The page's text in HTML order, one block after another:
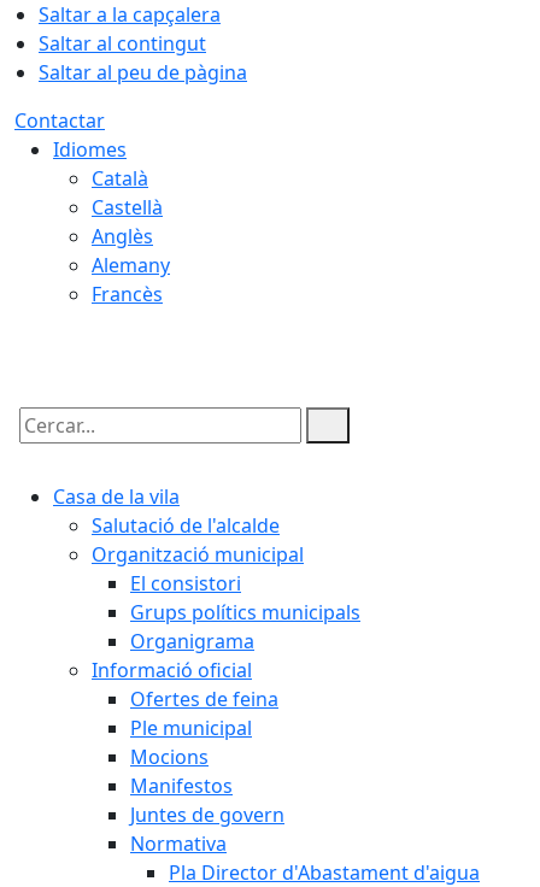
Saltar a la capçalera
Saltar al contingut
Saltar al peu de pàgina
Contactar
Idiomes
Català
Castellà
Anglès
Alemany
Francès
Cercar:
Casa de la vila
Salutació de l'alcalde
Organització municipal
El consistori
Grups polítics municipals
Organigrama
Informació oficial
Ofertes de feina
Ple municipal
Mocions
Manifestos
Juntes de govern
Normativa
Pla Director d'Abastament d'aigua